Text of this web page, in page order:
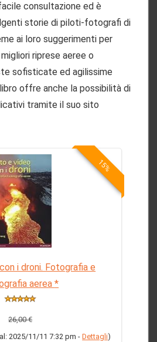
consultazione ed è
storie di piloti-fotografi di
ai loro suggerimenti per
riprese aeree o
sofisticate ed agilissime
offre anche la possibilità di
tramite il suo sito
15%
i droni. Fotografia e
aerea*
26,00 €
2025/11/11 7:32 pm -Dettagli)